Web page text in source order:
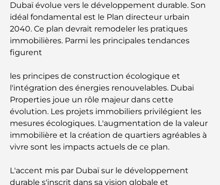
Dubaï évolue vers le développement durable. Son
idéal fondamental est le Plan directeur urbain
2040. Ce plan devrait remodeler les pratiques
immobilières. Parmi les principales tendances
figurent
les principes de construction écologique et
l'intégration des énergies renouvelables. Dubai
Properties joue un rôle majeur dans cette
évolution. Les projets immobiliers privilégient les
mesures écologiques. L'augmentation de la valeur
immobilière et la création de quartiers agréables à
vivre sont les impacts actuels de ce plan.
L'accent mis par Dubaï sur le développement
durable s'inscrit dans sa vision globale et